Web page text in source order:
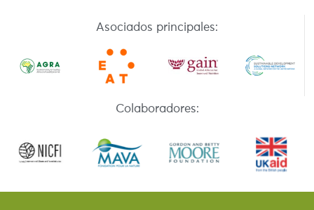
Asociados principales:
Colaboradores: